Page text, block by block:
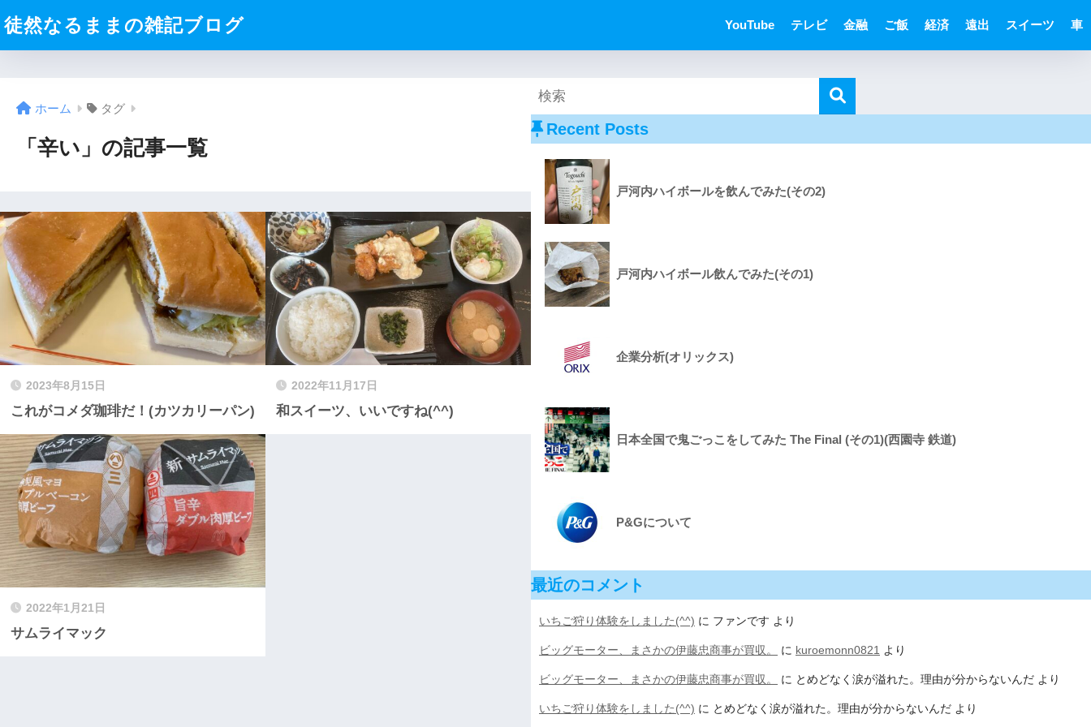
徒然なるままの雑記ブログ YouTube テレビ 金融 ご飯 経済 遠出 スイーツ 車
ホーム タグ
「辛い」の記事一覧
2023年8月15日
これがコメダ珈琲だ！(カツカリーパン)
2022年11月17日
和スイーツ、いいですね(^^)
2022年1月21日
サムライマック
Recent Posts
戸河内ハイボールを飲んでみた(その2)
戸河内ハイボール飲んでみた(その1)
企業分析(オリックス)
日本全国で鬼ごっこをしてみた The Final (その1)(西園寺 鉄道)
P&Gについて
最近のコメント
いちご狩り体験をしました(^^) に ファンです より
ビッグモーター、まさかの伊藤忠商事が買収。 に kuroemonn0821 より
ビッグモーター、まさかの伊藤忠商事が買収。 に とめどなく涙が溢れた。理由が分からないんだ より
いちご狩り体験をしました(^^) に とめどなく涙が溢れた。理由が分からないんだ より